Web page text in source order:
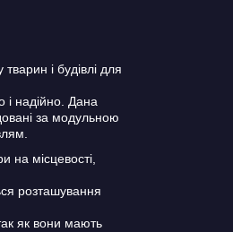
і будівлі для
надійно. Дана
за модульною
на місцевості,
розташування
як вони мають